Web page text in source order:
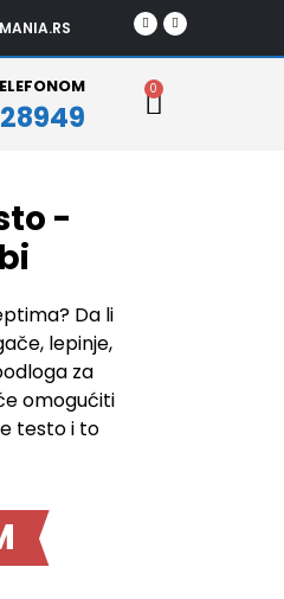
F
a
c
e
b
o
o
k
I
n
s
t
a
0 Cart
-
Da li
lepinje,
za
omogućiti
testo i to